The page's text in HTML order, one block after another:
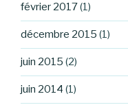
février 2017(1)
décembre 2015 (1)
juin 2015 (2)
juin 2014 (1)